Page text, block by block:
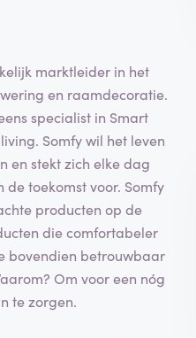
marktleider in het
en raamdecoratie.
specialist in Smart
Somfy wil het leven
en stekt zich elke dag
de toekomst voor. Somfy
producten op de
die comfortabeler
bovendien betrouwbaar
Om voor een nóg
te zorgen.